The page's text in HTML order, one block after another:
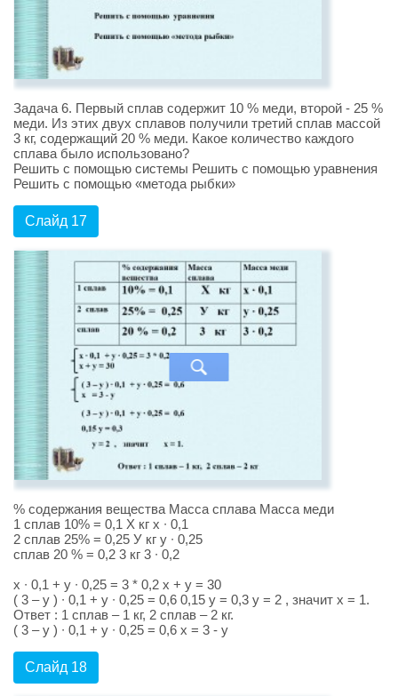
Задача 6. Первый сплав содержит 10 % меди, второй - 25 %
меди. Из этих двух сплавов получили третий сплав массой
3 кг, содержащий 20 % меди. Какое количество каждого
сплава было использовано?
Решить с помощью системы Решить с помощью уравнения
Решить с помощью «метода рыбки»
Слайд 17
% содержания вещества Масса сплава Масса меди
1 сплав 10% = 0,1 Х кг х ∙ 0,1
2 сплав 25% = 0,25 У кг у ∙ 0,25
сплав 20 % = 0,2 3 кг 3 ∙ 0,2
х ∙ 0,1 + у ∙ 0,25 = 3 * 0,2 х + у = 30
( 3 – у ) ∙ 0,1 + у ∙ 0,25 = 0,6 0,15 у = 0,3 у = 2 , значит х = 1.
Ответ : 1 сплав – 1 кг, 2 сплав – 2 кг.
( 3 – у ) ∙ 0,1 + у ∙ 0,25 = 0,6 х = 3 - у
Слайд 18